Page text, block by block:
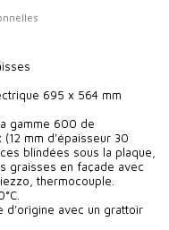
695 x 564 mm
gamme 600 de
(12 mm d'épaisseur 30
blindées sous la plaque,
graisses en façade avec
thermocouple.
d’origine avec un grattoir